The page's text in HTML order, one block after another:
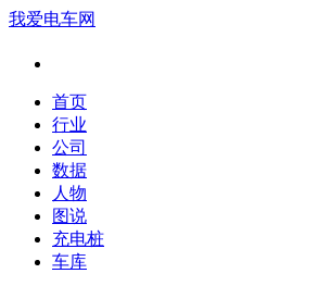
我爱电车网
首页
行业
公司
数据
人物
图说
充电桩
车库